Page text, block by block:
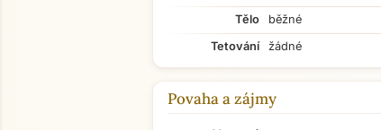
Tělo
běžné
Tetování
žádné
Povaha a zájmy